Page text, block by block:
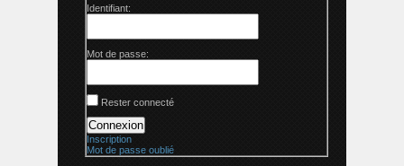
Identifiant:
Mot de passe:
Rester connecté
Connexion
Inscription
Mot de passe oublié